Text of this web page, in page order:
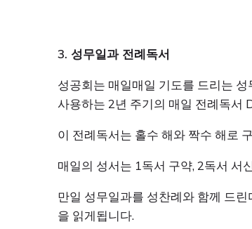
3. 성무일과 전례독서
성공회는 매일매일 기도를 드리는
사용하는 2년 주기의 매일 전례독서
이 전례독서는 홀수 해와 짝수 해로
매일의 성서는 1독서 구약, 2독서 서
만일 성무일과를 성찬례와 함께 드
을 읽게됩니다.